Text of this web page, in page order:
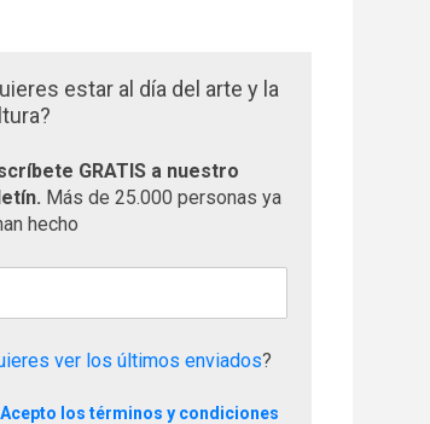
estar al día del arte y la
GRATIS a nuestro
Más de 25.000 personas ya
hecho
ver los últimos enviados?
Acepto los términos y condiciones